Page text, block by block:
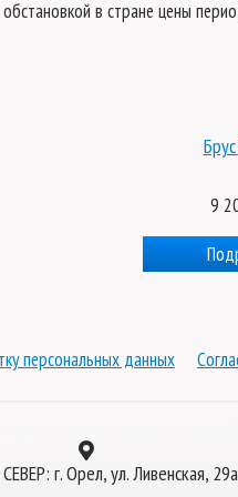
в стране цены
9
персональных данных
г. Орел, ул. Ливенская,